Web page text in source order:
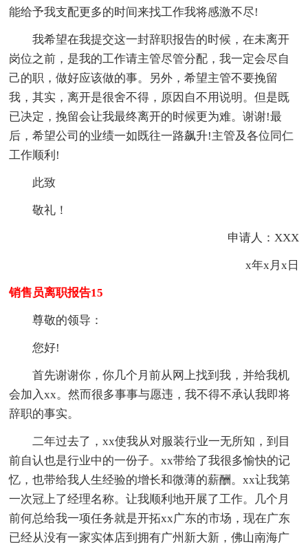
能给予我支配更多的时间来找工作我将感激不尽!
我希望在我提交这一封辞职报告的时候，在未离开
岗位之前，是我的工作请主管尽管分配，我一定会尽自
己的职，做好应该做的事。另外，希望主管不要挽留
我，其实，离开是很舍不得，原因自不用说明。但是既
已决定，挽留会让我最终离开的时候更为难。谢谢!最
后，希望公司的业绩一如既往一路飙升!主管及各位同仁
工作顺利!
此致
敬礼！
申请人：XXX
x年x月x日
销售员离职报告15
尊敬的领导：
您好!
首先谢谢你，你几个月前从网上找到我，并给我机
会加入xx。然而很多事事与愿违，我不得不承认我即将
辞职的事实。
二年过去了，xx使我从对服装行业一无所知，到目
前自认也是行业中的一份子。xx带给了我很多愉快的记
忆，也带给我人生经验的增长和微薄的薪酬。xx让我第
一次冠上了经理名称。让我顺利地开展了工作。几个月
前何总给我一项任务就是开拓xx广东的市场，现在广东
已经从没有一家实体店到拥有广州新大新，佛山南海广